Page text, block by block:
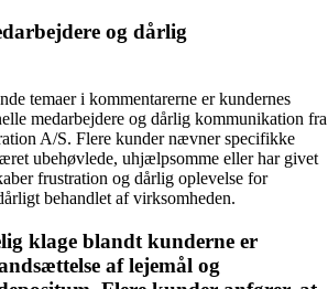
og dårlig
temaer i kommentarerne er kundernes
medarbejdere og dårlig kommunikation fra
A/S. Flere kunder nævner specifikke
ubehøvlede, uhjælpsomme eller har givet
frustration og dårlig oplevelse for
behandlet af virksomheden.
klage blandt kunderne er
af lejemål og